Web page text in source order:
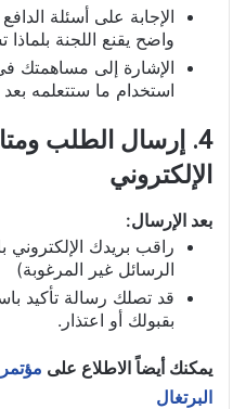
واضح يقنع اللجنة
الإشارة إلى مساهمتك
استخدام ما ستتعلمه
4. إرسال الطلب
الإلكتروني
بعد الإرسال:
راقب بريدك الإلكتروني
الرسائل غير المرغوبة)
قد تصلك رسالة تأكيد
بقبولك أو اعتذار.
يمكنك أيضاً الاطلاع على
البرتغال